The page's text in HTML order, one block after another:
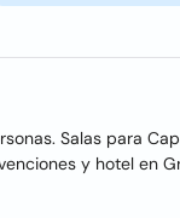
Salas para
y hotel en